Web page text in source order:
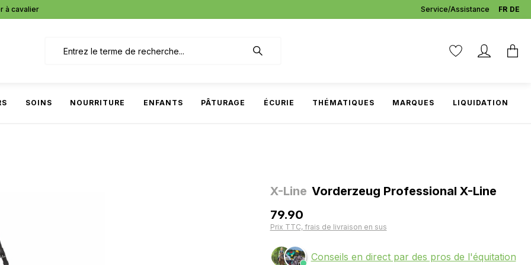
à cavalier Service/Assistance DE
FR
SOINS NOURRITURE ENFANTS PÂTURAGE ÉCURIE THÉMATIQUES MARQUES LIQUIDATION
X-Line Vorderzeug Professional X-Line
79.90
Prix TTC, frais de livraison en sus
Conseils en direct par des pros de l'équitation